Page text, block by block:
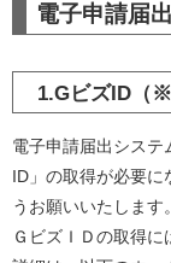
電子申請届
1.GビズID（※
電子申請届出シス
ID」の取得が必要に
うお願いいたします。
ＧビズＩＤの取得に